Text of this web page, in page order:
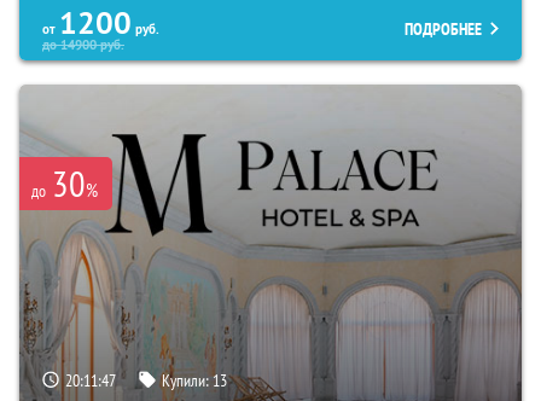
от 1200 руб.
до14900руб.
ПОДРОБНЕЕ
до 30%
20:11:45 Купили:13